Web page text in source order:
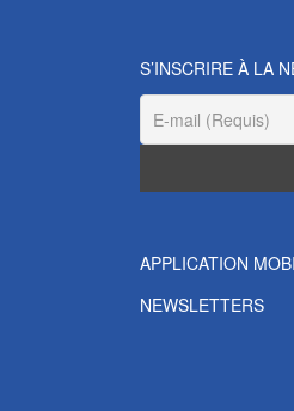
S’INSCRIRE À LA
APPLICATION
NEWSLETTERS